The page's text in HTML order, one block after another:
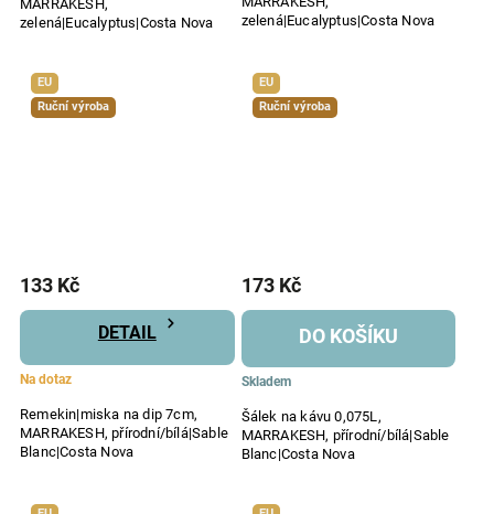
MARRAKESH,
zelená|Eucalyptus|Costa Nova
zelená|Eucalyptus|Costa Nova
EU
Ruční výroba
Remekin|miska na dip 7cm,
MARRAKESH, přírodní/bílá|Sable
Blanc|Costa Nova
Na dotaz
133 Kč
DETAIL
EU
Ruční výroba
Šálek na kávu 0,075L,
MARRAKESH, přírodní/bílá|Sable
Blanc|Costa Nova
Skladem
173 Kč
DO KOŠÍKU